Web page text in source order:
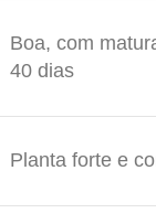
Boa, com
40 dias
Planta forte e